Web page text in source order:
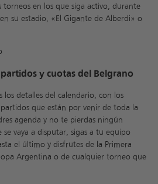
torneos en los que siga activo, durante
su estadio, «El Gigante de Alberdi» o
y cuotas del Belgrano
detalles del calendario, con los
que están por venir de toda la
agenda y no te pierdas ningún
vaya a disputar, sigas a tu equipo
el último y disfrutes de la Primera
Argentina o de cualquier torneo que